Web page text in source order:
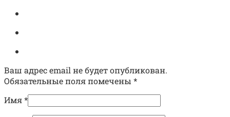
Ваш адрес email не будет опубликован.
Обязательные поля помечены *
Имя*